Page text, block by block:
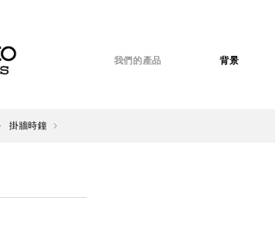
我們的產品 背景
掛牆時鐘